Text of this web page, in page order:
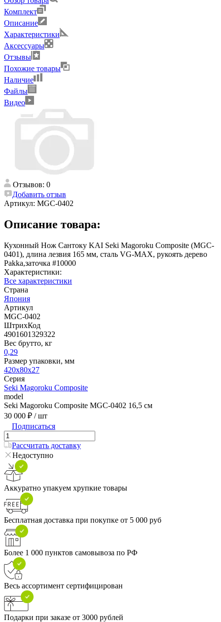
Комплект
Описание
Характеристики
Аксессуары
Отзывы
Похожие товары
Наличие
Файлы
Видео
Отзывов: 0
Добавить отзыв
Артикул: MGC-0402
Описание товара:
Кухонный Нож Сантоку KAI Seki Magoroku Composite (MGC-
0401), длина лезвия 165 мм, сталь VG-MAX, рукоять дерево
Pakka,заточка #10000
Характеристики:
Все характеристики
Страна
Япония
Артикул
MGC-0402
ШтрихКод
4901601329322
Вес брутто, кг
0,29
Размер упаковки, мм
420x80x27
Серия
Seki Magoroku Composite
model
Seki Magoroku Composite MGC-0402 16,5 см
30 000 ₽ / шт
Подписаться
Рассчитать доставку
Недоступно
Аккуратно упакуем хрупкие товары
Бесплатная доставка при покупке от 5 000 руб
Более 1 000 пунктов самовывоза по РФ
Весь ассортимент сертифицирован
Подарки при заказе от 3000 рублей